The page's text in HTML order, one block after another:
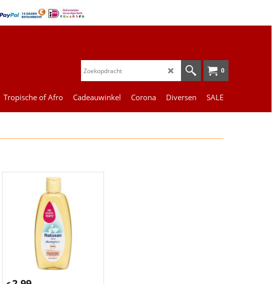
0
Tropische of Afro Cadeauwinkel Corona Diversen SALE